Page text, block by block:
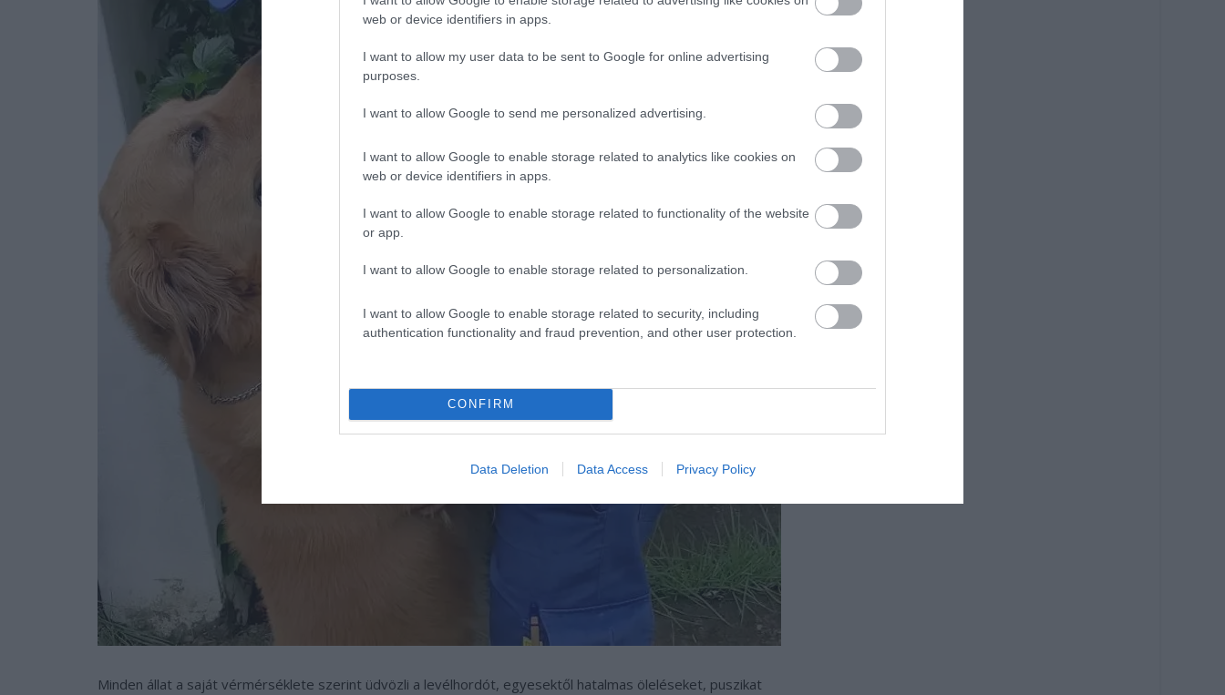
web or device identifiers in apps.
I want to allow my user data to be sent to Google for online advertising
purposes.
I want to allow Google to send me personalized advertising.
I want to allow Google to enable storage related to analytics like cookies on
web or device identifiers in apps.
I want to allow Google to enable storage related to functionality of the website
or app.
I want to allow Google to enable storage related to personalization.
I want to allow Google to enable storage related to security, including
authentication functionality and fraud prevention, and other user protection.
CONFIRM
Data Deletion Data Access Privacy Policy
Minden állat a saját vérmérséklete szerint üdvözli a levélhordót, egyesektől hatalmas öleléseket, puszikat